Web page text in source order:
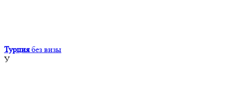
Турция без визы
У